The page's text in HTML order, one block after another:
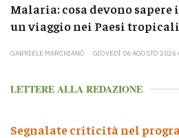
Malaria: cosa devono
un viaggio nei Paesi tropicali
GABRIELE MARCHIANÒ GIOVEDÌ 06 AGOSTO
LETTERE ALLA REDAZIONE
Segnalate criticità nel